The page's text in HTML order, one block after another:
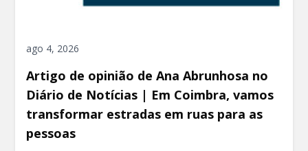
ago 4, 2026
Artigo de opinião de Ana Abrunhosa no
Diário de Notícias | Em Coimbra, vamos
transformar estradas em ruas para as
pessoas